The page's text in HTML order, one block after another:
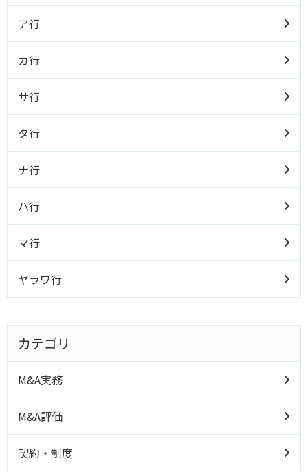
ア行
カ行
サ行
タ行
ナ行
ハ行
マ行
ヤラワ行
カテゴリ
M&A実務
M&A評価
契約・制度